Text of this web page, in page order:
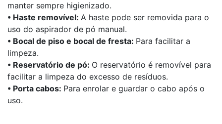
manter sempre higienizado.
• Haste removível: A haste pode ser removida para o
uso do aspirador de pó manual.
• Bocal de piso e bocal de fresta: Para facilitar a
limpeza.
• Reservatório de pó: O reservatório é removível para
facilitar a limpeza do excesso de resíduos.
• Porta cabos: Para enrolar e guardar o cabo após o
uso.